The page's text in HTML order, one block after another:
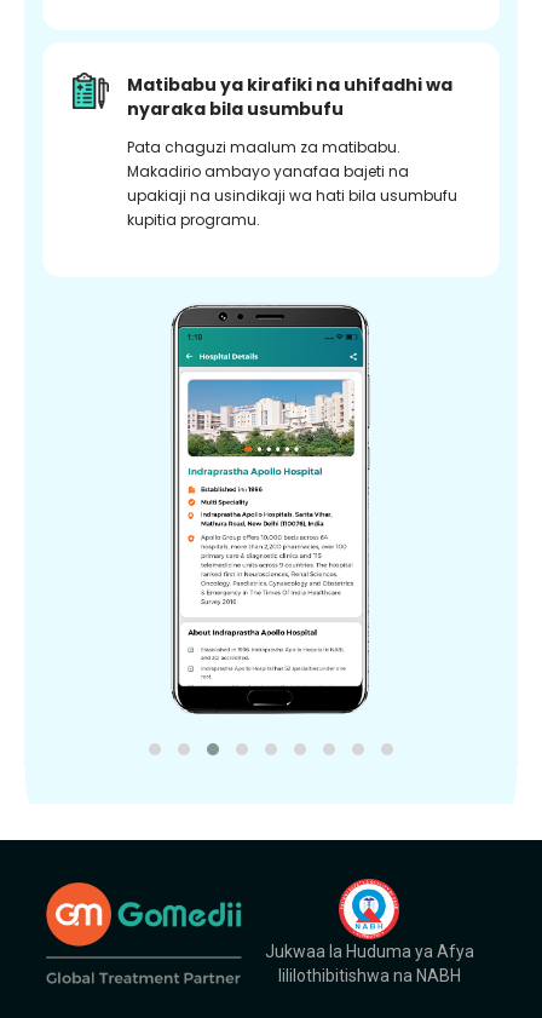
Matibabu ya kirafiki na uhifadhi wa
nyaraka bila usumbufu
Pata chaguzi maalum za matibabu.
Makadirio ambayo yanafaa bajeti na
upakiaji na usindikaji wa hati bila usumbufu
kupitia programu.
Jukwaa la Huduma ya Afya
lililothibitishwa na NABH